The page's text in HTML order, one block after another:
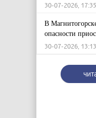
30-07-2026,
В
опасности
30-07-2026,